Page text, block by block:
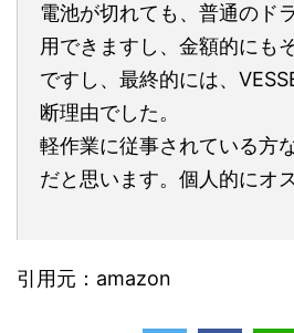
電池が切れても、普通のド
用できますし、金額的にも
ですし、最終的には、
断理由でした。
軽作業に従事されている方
だと思います。個人的にオ
引用元：amazon